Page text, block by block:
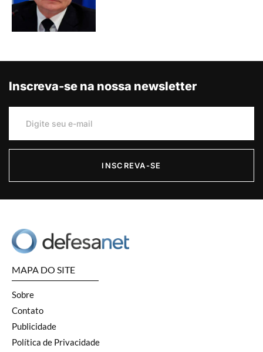
Inscreva-se na nossa newsletter
INSCREVA-SE
MAPA DO SITE
Sobre
Contato
Publicidade
Política de Privacidade